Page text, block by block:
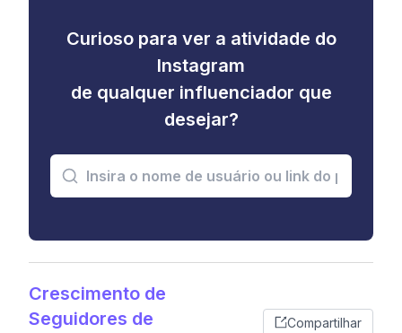
Curioso para ver a atividade do
Instagram
de qualquer influenciador que
desejar?
Crescimento de
Seguidores de
Compartilhar